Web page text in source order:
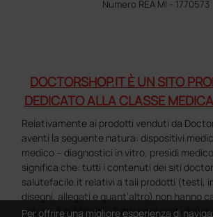
Numero REA MI - 1770573
DOCTORSHOP.IT È UN SITO
DEDICATO ALLA CLASSE
Relativamente ai prodotti venduti da
aventi la seguente natura: dispositivi
medico – diagnostici in vitro, presidi
significa che: tutti i contenuti dei siti
salutefacile.it relativi a tali prodotti (testi,
disegni, allegati e quant’altro) non hanno
natura di pubblicità. Tutti i contenuti
Per offrire una migliore esperienza di